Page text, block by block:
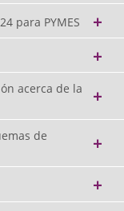
para PYMES
acerca de la
de